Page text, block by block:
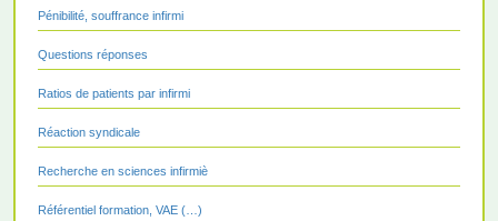
Pénibilité, souffrance infirmi
Questions réponses
Ratios de patients par infirmi
Réaction syndicale
Recherche en sciences infirmiè
Référentiel formation, VAE (…)